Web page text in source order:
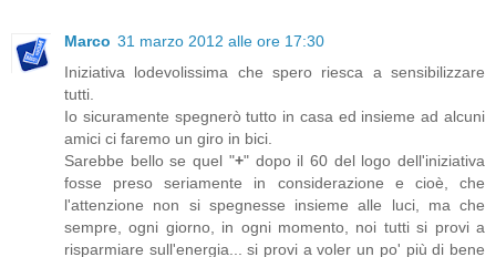
Marco 31 marzo 2012 alle ore 17:30
Iniziativa lodevolissima che spero riesca a sensibilizzare
tutti.
Io sicuramente spegnerò tutto in casa ed insieme ad alcuni
amici ci faremo un giro in bici.
Sarebbe bello se quel "+" dopo il 60 del logo dell'iniziativa
fosse preso seriamente in considerazione e cioè, che
l'attenzione non si spegnesse insieme alle luci, ma che
sempre, ogni giorno, in ogni momento, noi tutti si provi a
risparmiare sull'energia... si provi a voler un po' più di bene